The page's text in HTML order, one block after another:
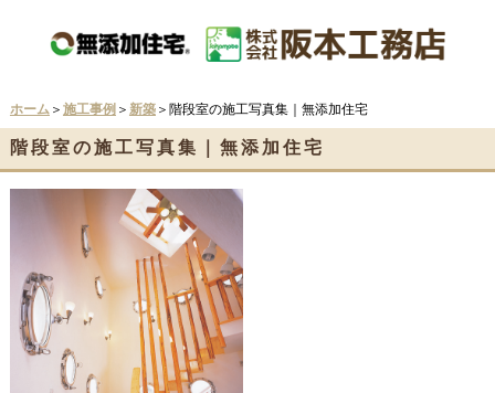
ホーム ＞ 施工事例 ＞ 新築＞階段室の施工写真集｜無添加住宅
階段室の施工写真集｜無添加住宅